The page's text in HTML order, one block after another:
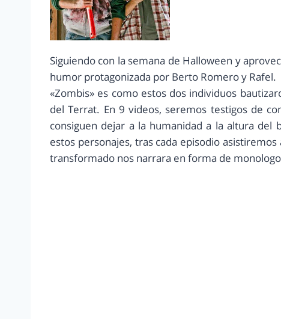
Siguiendo con la semana de Halloween y
humor protagonizada por Berto Romero y Rafel.
«Zombis» es como estos dos individuos
del Terrat. En 9 videos, seremos testigos de
consiguen dejar a la humanidad a la altura del
estos personajes, tras cada episodio
transformado nos narrara en forma de